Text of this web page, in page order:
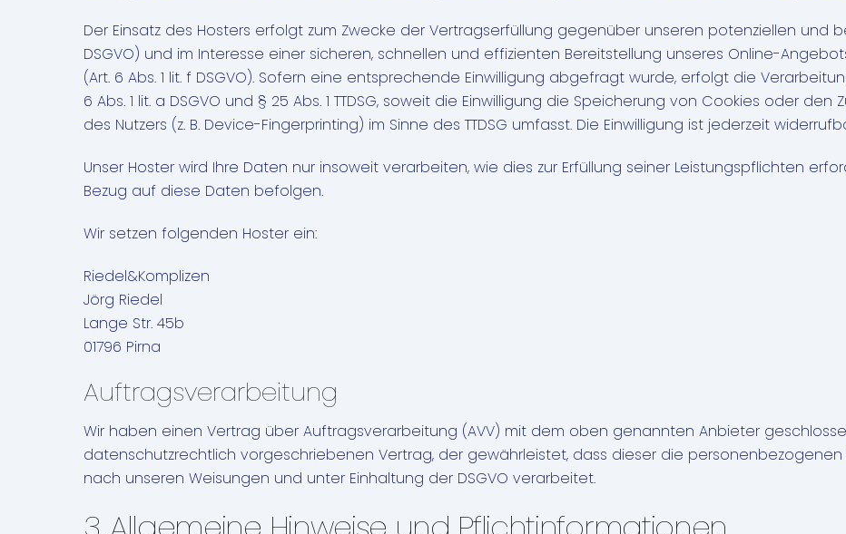
Der Einsatz des Hosters erfolgt zum Zwecke der Vertragserfüllung gegenüber unseren potenziellen und
DSGVO) und im Interesse einer sicheren, schnellen und effizienten Bereitstellung unseres Online-
(Art. 6 Abs. 1 lit. f DSGVO). Sofern eine entsprechende Einwilligung abgefragt wurde, erfolgt die
6 Abs. 1 lit. a DSGVO und § 25 Abs. 1 TTDSG, soweit die Einwilligung die Speicherung von Cookies oder
des Nutzers (z. B. Device-Fingerprinting) im Sinne des TTDSG umfasst. Die Einwilligung ist jederzeit
Unser Hoster wird Ihre Daten nur insoweit verarbeiten, wie dies zur Erfüllung seiner Leistungspflichten
Bezug auf diese Daten befolgen.
Wir setzen folgenden Hoster ein:
Riedel&Komplizen
Jörg Riedel
Lange Str. 45b
01796 Pirna
Auftragsverarbeitung
Wir haben einen Vertrag über Auftragsverarbeitung (AVV) mit dem oben genannten Anbieter
datenschutzrechtlich vorgeschriebenen Vertrag, der gewährleistet, dass dieser die
nach unseren Weisungen und unter Einhaltung der DSGVO verarbeitet.